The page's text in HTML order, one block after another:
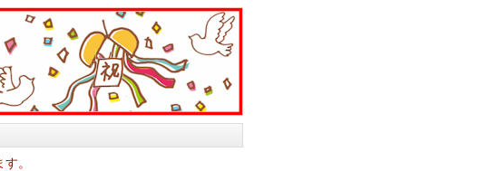
。